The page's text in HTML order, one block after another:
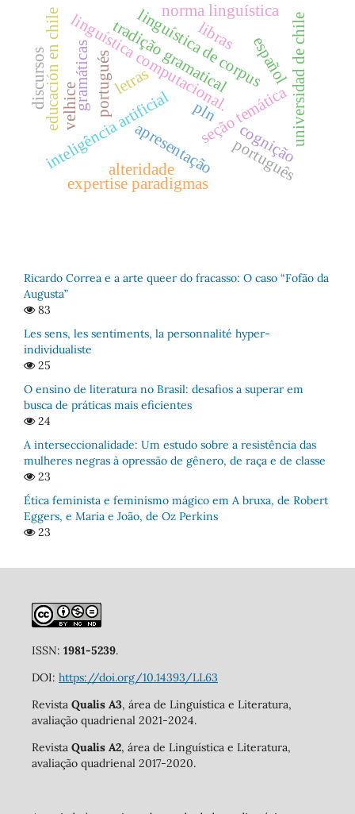
linguística de corpus
linguística computacional.
inteligência artificial
letras
apresentação
seção temática
cognição
expertise paradigmas
educación en chile gramáticas universidad de chile
portugués español
tradição gramatical
norma linguística
português
libras
pln
velhice
alteridade
discursos
Ricardo Correa e a arte queer do fracasso: O caso “Fofão da
Augusta”
83
Les sens, les sentiments, la personnalité hyper-
individualiste
25
O ensino de literatura no Brasil: desafios a superar em
busca de práticas mais eficientes
24
A interseccionalidade: Um estudo sobre a resistência das
mulheres negras à opressão de gênero, de raça e de classe
23
Ética feminista e feminismo mágico em A bruxa, de Robert
Eggers, e Maria e João, de Oz Perkins
23
ISSN: 1981-5239.
DOI: https://doi.org/10.14393/LL63
Revista Qualis A3, área de Linguística e Literatura,
avaliação quadrienal 2021-2024.
Revista Qualis A2, área de Linguística e Literatura,
avaliação quadrienal 2017-2020.